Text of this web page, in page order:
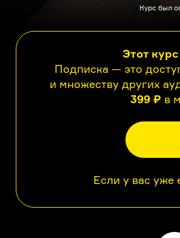
Курс был
Этот
Подписка — это
и множеству других
399 ₽ в
Если у вас уже